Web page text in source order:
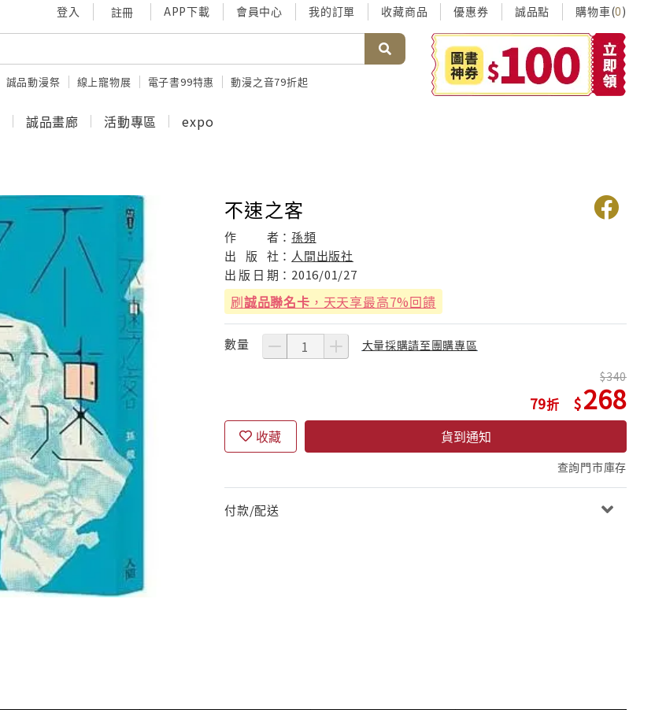
登入 註冊 APP下載 會員中心 我的訂單 收藏商品 優惠券 誠品點 購物車(0)
誠品動漫祭 線上寵物展 電子書99特惠 動漫之音79折起
誠品畫廊 活動專區 expo
不速之客
作 者：孫頻
出
版 社： 人間出版社
出 版 日 期： 2016/01/27
刷誠品聯名卡 ，天天享最高7%回饋
數量 大量採購請至團購專區
79
340
268
收藏 貨到通知
查詢門市庫存
付款/配送